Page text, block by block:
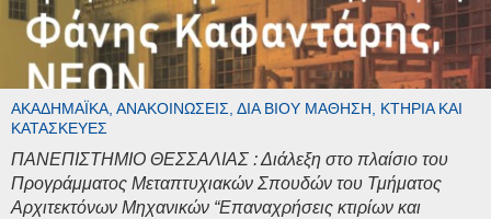
ΑΚΑΔΗΜΑΪΚΆ, ΑΝΑΚΟΙΝΏΣΕΙΣ, ΔΙΆ ΒΊΟΥ ΜΆΘΗΣΗ, ΚΤΉΡΙΑ ΚΑΙ
ΚΑΤΑΣΚΕΥΈΣ
ΠΑΝΕΠΙΣΤΗΜΙΟ ΘΕΣΣΑΛΙΑΣ : Διάλεξη στο πλαίσιο του
Προγράμματος Μεταπτυχιακών Σπουδών του Τμήματος
Αρχιτεκτόνων Μηχανικών “Επαναχρήσεις κτιρίων και